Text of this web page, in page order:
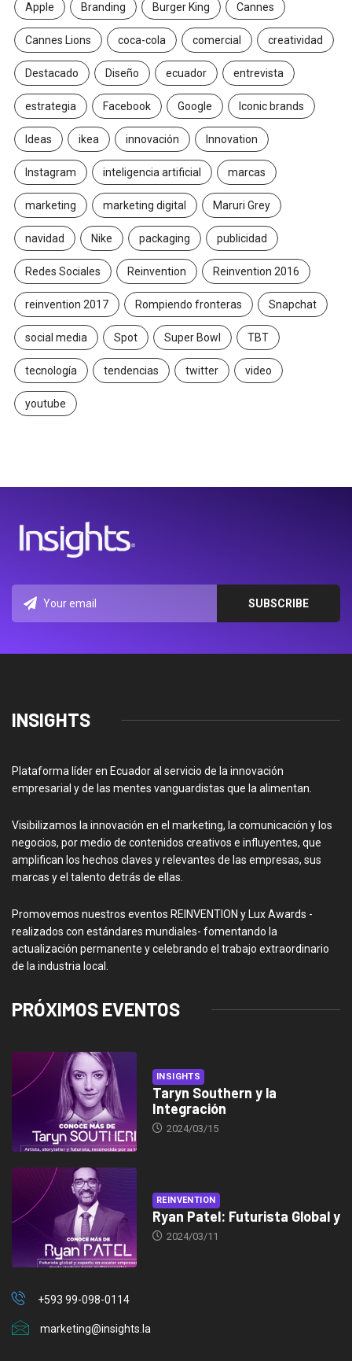
Apple Branding Burger King Cannes
Cannes Lions coca-cola comercial creatividad
Destacado Diseño ecuador entrevista
estrategia Facebook Google Iconic brands
Ideas ikea innovación Innovation
Instagram inteligencia artificial marcas
marketing marketing digital Maruri Grey
navidad Nike packaging publicidad
Redes Sociales Reinvention Reinvention 2016
reinvention 2017 Rompiendo fronteras Snapchat
social media Spot Super Bowl TBT
tecnología tendencias twitter video
youtube
INSIGHTS
Plataforma líder en Ecuador al servicio de la innovación
empresarial y de las mentes vanguardistas que la alimentan.
Visibilizamos la innovación en el marketing, la comunicación y los
negocios, por medio de contenidos creativos e influyentes, que
amplifican los hechos claves y relevantes de las empresas, sus
marcas y el talento detrás de ellas.
Promovemos nuestros eventos REINVENTION y Lux Awards -
realizados con estándares mundiales- fomentando la
actualización permanente y celebrando el trabajo extraordinario
de la industria local.
PRÓXIMOS EVENTOS
INSIGHTS
Taryn Southern y la
Integración
2024/03/15
REINVENTION
Ryan Patel: Futurista Global y
2024/03/11
+593 99-098-0114
marketing@insights.la